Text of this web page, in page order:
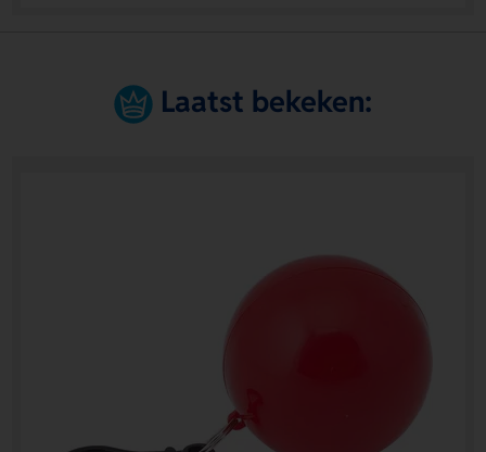
Laatst bekeken: